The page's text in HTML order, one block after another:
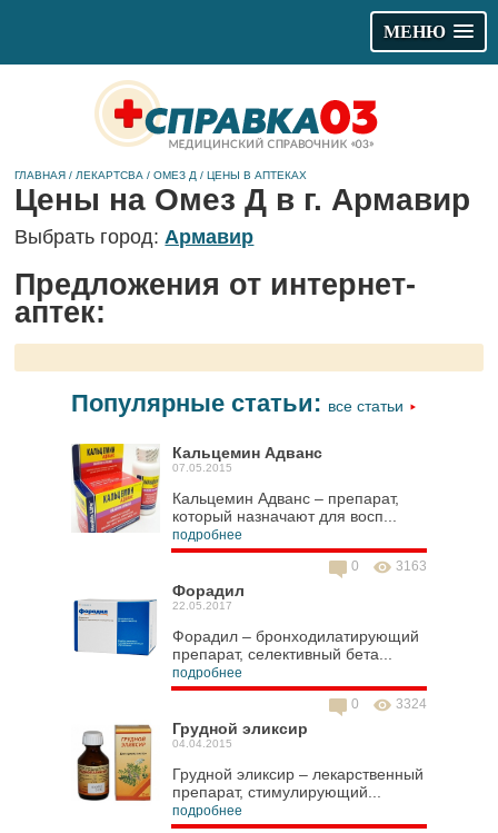
МЕНЮ
ГЛАВНАЯ / ЛЕКАРТСВА /ОМЕЗ Д /ЦЕНЫ В АПТЕКАХ
Цены на Омез Д в г. Армавир
Выбрать город:Армавир
Предложения от интернет-
аптек:
Популярные статьи: все статьи
Кальцемин Адванс
07.05.2015
Кальцемин Адванс – препарат,
который назначают для восп...
подробнее
3163
0
Форадил
22.05.2017
Форадил – бронходилатирующий
препарат, селективный бета...
подробнее
3324
0
Грудной эликсир
04.04.2015
Грудной эликсир – лекарственный
препарат, стимулирующий...
подробнее